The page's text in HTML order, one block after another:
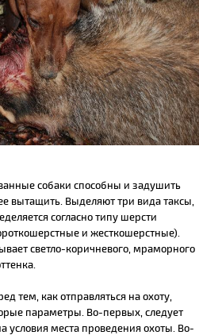
собаки способны и задушить
вытащить. Выделяют три вида таксы,
согласно типу шерсти
и жесткошерстные).
светло-коричневого, мраморного
тем, как отправляться на охоту,
параметры. Во-первых, следует
условия места проведения охоты. Во-